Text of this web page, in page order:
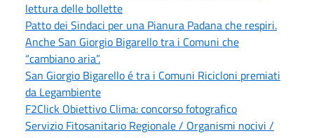
lettura delle bollette
Patto dei Sindaci per una Pianura Padana che respiri.
Anche San Giorgio Bigarello tra i Comuni che
“cambiano aria”.
San Giorgio Bigarello é tra i Comuni Ricicloni premiati
da Legambiente
F2Click Obiettivo Clima: concorso fotografico
Servizio Fitosanitario Regionale / Organismi nocivi /